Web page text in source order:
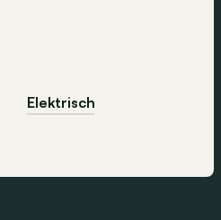
Elektrisch